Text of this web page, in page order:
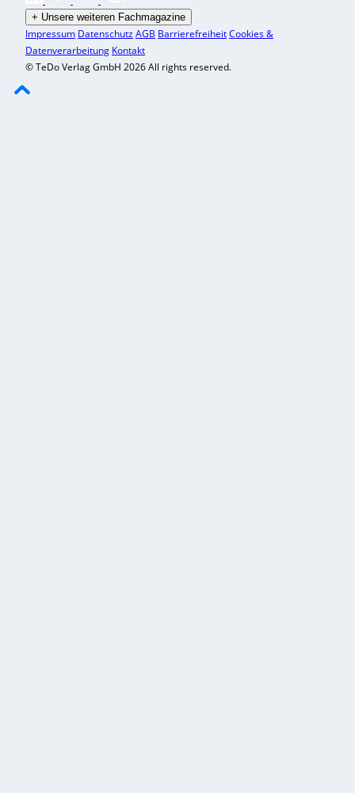
+ Unsere weiteren Fachmagazine
Impressum DatenschutzAGB BarrierefreiheitCookies &
Datenverarbeitung Kontakt
© TeDo Verlag GmbH 2026 All rights reserved.